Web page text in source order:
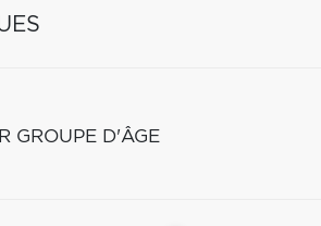
GROUPE D'ÂGE